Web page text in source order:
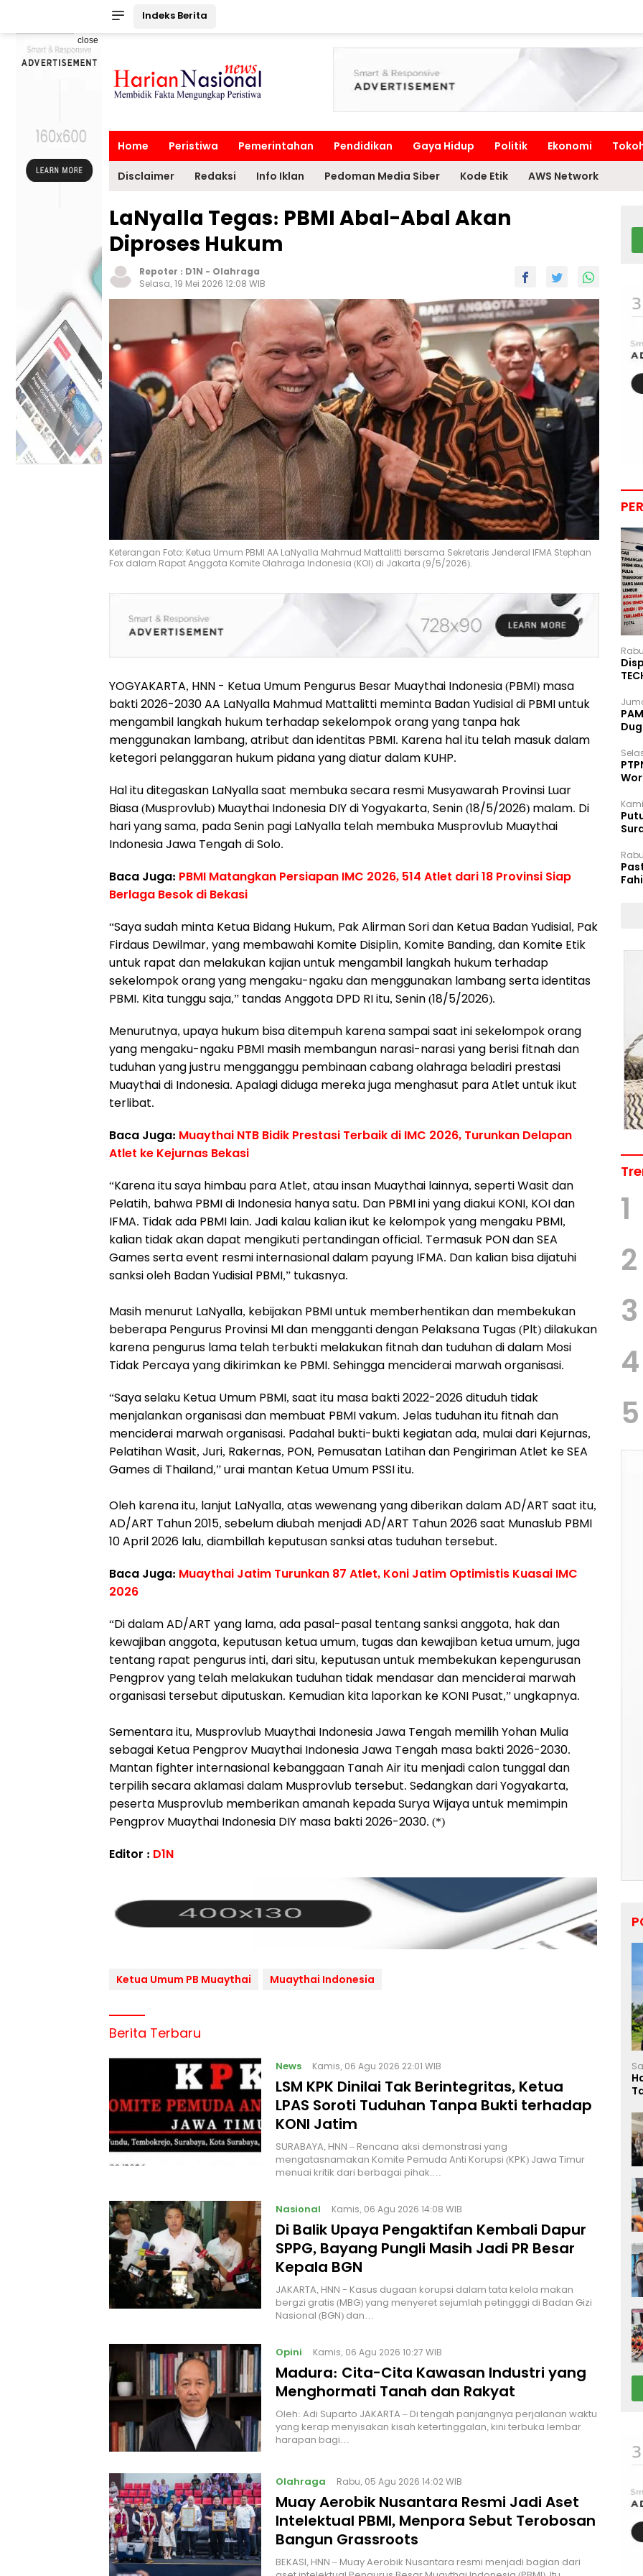
Indeks Berita
close
Home Peristiwa Pemerintahan Pendidikan Gaya Hidup Politik Ekonomi
Disclaimer Redaksi Info Iklan Pedoman Media Siber Kode Etik AWS Network
LaNyalla Tegas: PBMI Abal-Abal Akan
Diproses Hukum
Repoter : D1N - Olahraga
Selasa, 19 Mei 2026 12:08 WIB
Keterangan Foto: Ketua Umum PBMI AA LaNyalla Mahmud Mattalitti bersama Sekretaris Jenderal IFMA Stephan
Fox dalam Rapat Anggota Komite Olahraga Indonesia (KOI) di Jakarta (9/5/2026).
YOGYAKARTA, HNN - Ketua Umum Pengurus Besar Muaythai Indonesia (PBMI) masa
bakti 2026-2030 AA LaNyalla Mahmud Mattalitti meminta Badan Yudisial di PBMI untuk
mengambil langkah hukum terhadap sekelompok orang yang tanpa hak
menggunakan lambang, atribut dan identitas PBMI. Karena hal itu telah masuk dalam
ketegori pelanggaran hukum pidana yang diatur dalam KUHP.
Hal itu ditegaskan LaNyalla saat membuka secara resmi Musyawarah Provinsi Luar
Biasa (Musprovlub) Muaythai Indonesia DIY di Yogyakarta, Senin (18/5/2026) malam. Di
hari yang sama, pada Senin pagi LaNyalla telah membuka Musprovlub Muaythai
Indonesia Jawa Tengah di Solo.
Baca Juga: PBMI Matangkan Persiapan IMC 2026, 514 Atlet dari 18 Provinsi Siap
Berlaga Besok di Bekasi
“Saya sudah minta Ketua Bidang Hukum, Pak Alirman Sori dan Ketua Badan Yudisial, Pak
Firdaus Dewilmar, yang membawahi Komite Disiplin, Komite Banding, dan Komite Etik
untuk rapat dan melakukan kajian untuk mengambil langkah hukum terhadap
sekelompok orang yang mengaku-ngaku dan menggunakan lambang serta identitas
PBMI. Kita tunggu saja,” tandas Anggota DPD RI itu, Senin (18/5/2026).
Menurutnya, upaya hukum bisa ditempuh karena sampai saat ini sekelompok orang
yang mengaku-ngaku PBMI masih membangun narasi-narasi yang berisi fitnah dan
tuduhan yang justru mengganggu pembinaan cabang olahraga beladiri prestasi
Muaythai di Indonesia. Apalagi diduga mereka juga menghasut para Atlet untuk ikut
terlibat.
Baca Juga: Muaythai NTB Bidik Prestasi Terbaik di IMC 2026, Turunkan Delapan
Atlet ke Kejurnas Bekasi
“Karena itu saya himbau para Atlet, atau insan Muaythai lainnya, seperti Wasit dan
Pelatih, bahwa PBMI di Indonesia hanya satu. Dan PBMI ini yang diakui KONI, KOI dan
IFMA. Tidak ada PBMI lain. Jadi kalau kalian ikut ke kelompok yang mengaku PBMI,
kalian tidak akan dapat mengikuti pertandingan official. Termasuk PON dan SEA
Games serta event resmi internasional dalam payung IFMA. Dan kalian bisa dijatuhi
sanksi oleh Badan Yudisial PBMI,” tukasnya.
Masih menurut LaNyalla, kebijakan PBMI untuk memberhentikan dan membekukan
beberapa Pengurus Provinsi MI dan mengganti dengan Pelaksana Tugas (Plt) dilakukan
karena pengurus lama telah terbukti melakukan fitnah dan tuduhan di dalam Mosi
Tidak Percaya yang dikirimkan ke PBMI. Sehingga menciderai marwah organisasi.
“Saya selaku Ketua Umum PBMI, saat itu masa bakti 2022-2026 dituduh tidak
menjalankan organisasi dan membuat PBMI vakum. Jelas tuduhan itu fitnah dan
menciderai marwah organisasi. Padahal bukti-bukti kegiatan ada, mulai dari Kejurnas,
Pelatihan Wasit, Juri, Rakernas, PON, Pemusatan Latihan dan Pengiriman Atlet ke SEA
Games di Thailand,” urai mantan Ketua Umum PSSI itu.
Oleh karena itu, lanjut LaNyalla, atas wewenang yang diberikan dalam AD/ART saat itu,
AD/ART Tahun 2015, sebelum diubah menjadi AD/ART Tahun 2026 saat Munaslub PBMI
10 April 2026 lalu, diambillah keputusan sanksi atas tuduhan tersebut.
Baca Juga: Muaythai Jatim Turunkan 87 Atlet, Koni Jatim Optimistis Kuasai IMC
2026
“Di dalam AD/ART yang lama, ada pasal-pasal tentang sanksi anggota, hak dan
kewajiban anggota, keputusan ketua umum, tugas dan kewajiban ketua umum, juga
tentang rapat pengurus inti, dari situ, keputusan untuk membekukan kepengurusan
Pengprov yang telah melakukan tuduhan tidak mendasar dan menciderai marwah
organisasi tersebut diputuskan. Kemudian kita laporkan ke KONI Pusat,” ungkapnya.
Sementara itu, Musprovlub Muaythai Indonesia Jawa Tengah memilih Yohan Mulia
sebagai Ketua Pengprov Muaythai Indonesia Jawa Tengah masa bakti 2026-2030.
Mantan fighter internasional kebanggaan Tanah Air itu menjadi calon tunggal dan
terpilih secara aklamasi dalam Musprovlub tersebut. Sedangkan dari Yogyakarta,
peserta Musprovlub memberikan amanah kepada Surya Wijaya untuk memimpin
Pengprov Muaythai Indonesia DIY masa bakti 2026-2030. (*)
Editor : D1N
Ketua Umum PB Muaythai Muaythai Indonesia
Berita Terbaru
News Kamis, 06 Agu 2026 22:01 WIB
LSM KPK Dinilai Tak Berintegritas, Ketua
LPAS Soroti Tuduhan Tanpa Bukti terhadap
KONI Jatim
SURABAYA, HNN – Rencana aksi demonstrasi yang
mengatasnamakan Komite Pemuda Anti Korupsi (KPK) Jawa Timur
menuai kritik dari berbagai pihak.…
Nasional Kamis, 06 Agu 2026 14:08 WIB
Di Balik Upaya Pengaktifan Kembali Dapur
SPPG, Bayang Pungli Masih Jadi PR Besar
Kepala BGN
JAKARTA, HNN - Kasus dugaan korupsi dalam tata kelola makan
bergzi gratis (MBG) yang menyeret sejumlah petingggi di Badan Gizi
Nasional (BGN) dan…
Opini Kamis, 06 Agu 2026 10:27 WIB
Madura: Cita-Cita Kawasan Industri yang
Menghormati Tanah dan Rakyat
Oleh: Adi Suparto JAKARTA – Di tengah panjangnya perjalanan waktu
yang kerap menyisakan kisah ketertinggalan, kini terbuka lembar
harapan bagi…
Olahraga Rabu, 05 Agu 2026 14:02 WIB
Muay Aerobik Nusantara Resmi Jadi Aset
Intelektual PBMI, Menpora Sebut Terobosan
Bangun Grassroots
BEKASI, HNN – Muay Aerobik Nusantara resmi menjadi bagian dari
1
2
3
4
5